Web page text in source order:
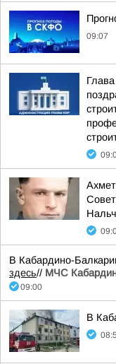
09:07
В Кабардино-
здесь// МЧС
09:00
В